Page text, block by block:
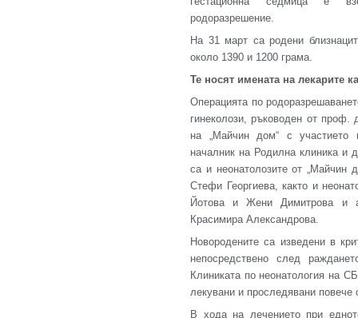
родоразрешение.
На 31 март са родени
около 1390 и 1200 грама.
Те носят имената на лекарите
Операцията по
гинеколози, ръководен от проф.
на „Майчин дом“ с
началник на Родилна клиника и
са и неонатолозите от „Майчин
Стефи Георгиева, както и
Йотова и Жени Димитрова и
Красимира Александрова.
Новородените са изведени в
непосредствено след
Клиниката по неонатология на
лекувани и проследявани повече
В хода на лечението при